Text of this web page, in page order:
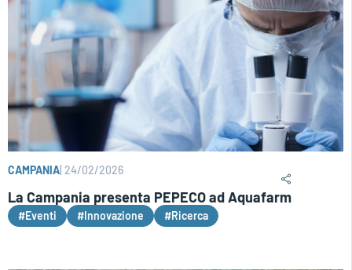
CAMPANIA 24/02/2026
La Campania presenta PEPECO ad Aquafarm
#Eventi #Innovazione #Ricerca